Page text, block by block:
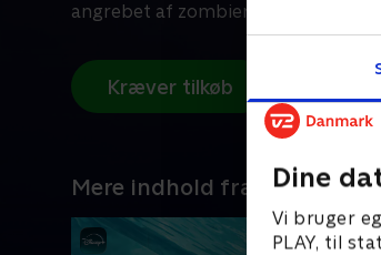
Dine
Vi bruger
PLAY, til
angrebet af zombier.
Kræver tilkøb
Mere indhold fra Disney+